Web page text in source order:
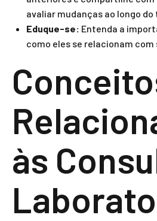
avaliar mudanças ao longo do
Eduque-se: Entenda a
como eles se relacionam com
às